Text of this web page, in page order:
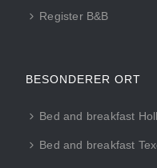
Register B&B
BESONDERER ORT
Bed and breakfast
Bed and breakfast